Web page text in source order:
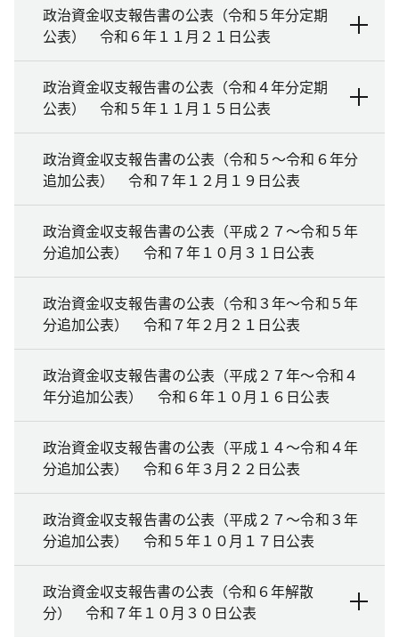
政治資金収支報告書の公表（令和５年分定期
公表） 令和６年１１月２１日公表
政治資金収支報告書の公表（令和４年分定期
公表） 令和５年１１月１５日公表
政治資金収支報告書の公表（令和５～令和６年分
追加公表） 令和７年１２月１９日公表
政治資金収支報告書の公表（平成２７～令和５年
分追加公表） 令和７年１０月３１日公表
政治資金収支報告書の公表（令和３年～令和５年
分追加公表） 令和７年２月２１日公表
政治資金収支報告書の公表（平成２７年～令和４
年分追加公表） 令和６年１０月１６日公表
政治資金収支報告書の公表（平成１４～令和４年
分追加公表） 令和６年３月２２日公表
政治資金収支報告書の公表（平成２７～令和３年
分追加公表） 令和５年１０月１７日公表
政治資金収支報告書の公表（令和６年解散
分） 令和７年１０月３０日公表